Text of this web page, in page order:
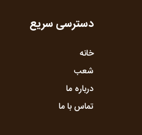
دسترسی سریع
خانه
شعب
درباره ما
تماس با ما